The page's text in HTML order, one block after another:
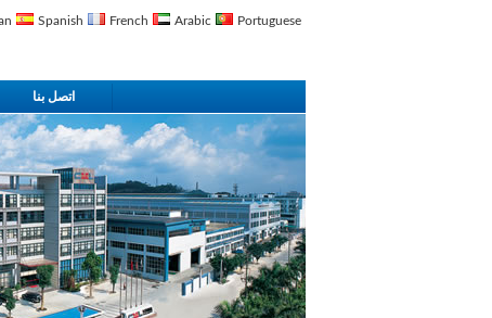
Spanish French Arabic Portuguese
اتصل بنا